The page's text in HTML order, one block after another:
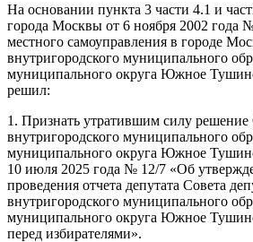
На основании пункта 3 части 4.1 и
города Москвы от 6 ноября 2002 года
местного самоуправления в городе
внутригородского муниципального
муниципального округа Южное
решил:
1. Признать утратившим силу решение
внутригородского муниципального
муниципального округа Южное
10 июля 2025 года № 12/7 «Об
проведения отчета депутата Совета
внутригородского муниципального
муниципального округа Южное
перед избирателями».